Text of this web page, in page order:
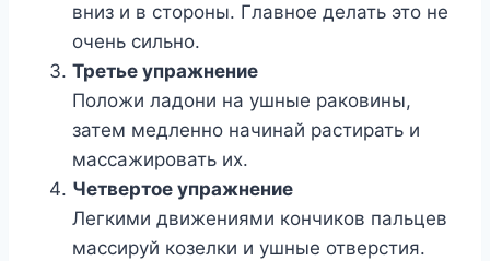
вниз и в стороны. Главное делать это не
очень сильно.
Третье упражнение
Положи ладони на ушные раковины,
затем медленно начинай растирать и
массажировать их.
Четвертое упражнение
Легкими движениями кончиков пальцев
массируй козелки и ушные отверстия.